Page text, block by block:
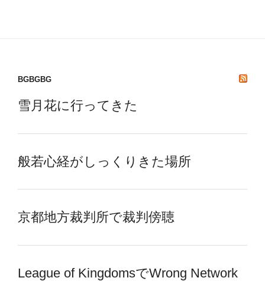
BGBGBG
雪月花に行ってきた
般若心経がしっくりきた場所
京都地方裁判所で裁判傍聴
League of KingdomsでWrong Network